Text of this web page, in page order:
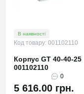
В наявності
Код товару: 001102110
Корпус GT 40-40-25
001102110
0
5 616.00 грн.